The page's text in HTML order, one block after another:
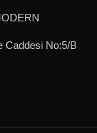
Caddesi No:5/B